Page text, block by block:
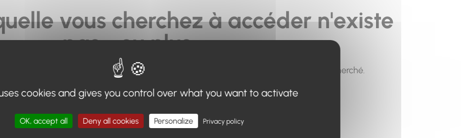
vous cherchez à accéder n'existe
pas... ou plus.
moteur de recherche en haut de page, ou à utiliser le menu pour trouver le contenu recherché.
Retour à l'accueil
cookies and gives you control over what you want to activate
OK, accept all Deny all cookies Personalize Privacy policy